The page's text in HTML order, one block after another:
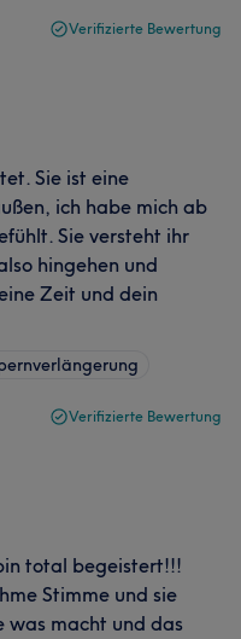
Verifizierte Bewertung
Sie ist eine
ich habe mich ab
Sie versteht ihr
hingehen und
Zeit und dein
Verifizierte Bewertung
total begeistert!!!
Stimme und sie
was macht und das